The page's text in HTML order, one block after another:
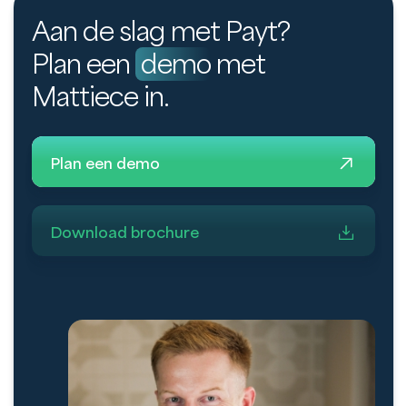
Aan de slag met Payt?
Plan een demo met
Mattiece in.
Plan een demo
Download brochure